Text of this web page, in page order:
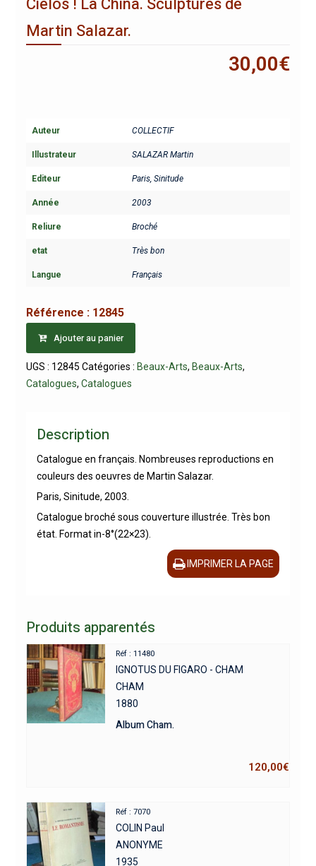
Martin Salazar.
30,00€
Auteur COLLECTIF
Illustrateur SALAZAR Martin
Editeur Paris, Sinitude
Année 2003
Reliure Broché
etat Très bon
Langue Français
Référence : 12845
Ajouter au panier
UGS : 12845 Catégories : Beaux-Arts, Beaux-Arts,
Catalogues, Catalogues
Description
Catalogue en français. Nombreuses reproductions en
couleurs des oeuvres de Martin Salazar.
Paris, Sinitude, 2003.
Catalogue broché sous couverture illustrée. Très bon
état. Format in-8°(22×23).
IMPRIMER LA PAGE
Produits apparentés
Réf : 11480
IGNOTUS DU FIGARO - CHAM
CHAM
1880
Album Cham.
120,00€
Réf : 7070
COLIN Paul
ANONYME
1935